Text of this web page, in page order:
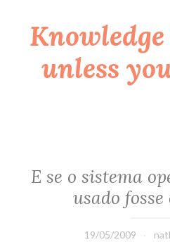
Skip
contentunless
E se o sistema
usado
19/05/2009